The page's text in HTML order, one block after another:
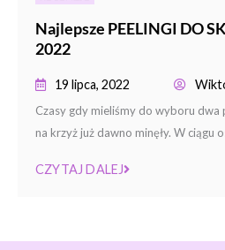
Najlepsze PEELINGI DO
2022
19 lipca, 2022
Czasy gdy mieliśmy do wyboru dwa
na krzyż już dawno minęły. W ciągu
CZYTAJ DALEJ